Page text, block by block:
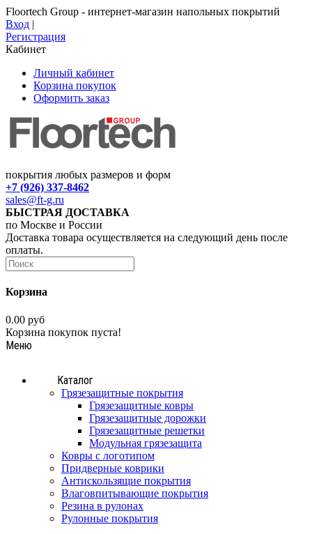
Floortech Group - интернет-магазин напольных покрытий
Вход |
Регистрация
Кабинет
Личный кабинет
Корзина покупок
Оформить заказ
покрытия любых размеров и форм
+7 (926) 337-8462
sales@ft-g.ru
БЫСТРАЯ ДОСТАВКА
по Москве и России
Доставка товара осуществляется на следующий день после
оплаты.
Корзина
0.00 руб
Корзина покупок пуста!
Меню
Каталог
Грязезащитные покрытия
Грязезащитные ковры
Грязезащитные дорожки
Грязезащитные решетки
Модульная грязезащита
Ковры с логотипом
Придверные коврики
Антискользящие покрытия
Влаговпитывающие покрытия
Резина в рулонах
Рулонные покрытия